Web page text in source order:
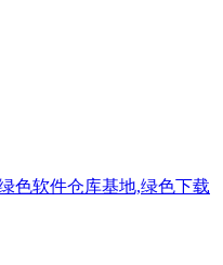
色软件仓库基地,绿色下载